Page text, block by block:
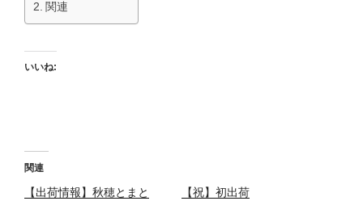
関連
いいね:
関連
【出荷情報】秋穂とまと
【祝】初出荷